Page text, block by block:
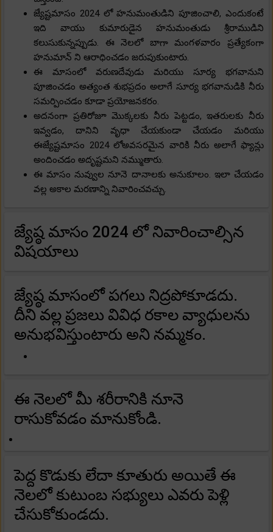
జ్యేష్టమాసం 2024 లో హనుమంతుడిని పూజించాలి, ఎందుకంటే
ఇది వాయు కుమారుడైన హనుమంతుడు శ్రీరాముడిని
కలుసుకున్నప్పుడు. ఈ నెలలో బాగా మంగళవారం ప్రత్యేకంగా
హనుమాన్ ని ఆరాధించడం జరుపుకుంటారు.
ఈ మాసంలో వరుణదేవుడు మరియు సూర్య భగవానుని
పూజించడం అత్యంత శుభప్రదం అలాగే సూర్య భగవానుడికి నీరు
సమర్పించడం కూడా ప్రయోజనకరం.
అదనంగా ప్రతిరోజూ మొక్కలకు నీరు పెట్టడం, ఇతరులకు నీరు
ఇవ్వడం, దానిని వృధా చేయకుండా చేయడం మరియు
ఈజ్యేష్టమాసం 2024 లోఅవసరమైన వారికి నీరు అలాగే ఫ్యాన్లు
అందించడం అదృష్టమని నమ్ముతారు.
ఈ మాసం నువ్వుల నూనె దానాలకు అనుకూలం. ఇలా చేయడం
వల్ల అకాల మరణాన్ని నివారించవచ్చు.
జ్యేష్ఠ మాసం 2024 లో నివారించాల్సిన
విషయాలు
జ్యేష్ఠ మాసంలో పగలు నిద్రపోకూడదు.
దీని వల్ల ప్రజలు వివిధ రకాల వ్యాధులను
అనుభవిస్తుంటారు అని నమ్మకం.
ఈ నెలలో మీ శరీరానికి నూనె
రాసుకోవడం మానుకోండి.
పెద్ద కొడుకు లేదా కూతురు అయితే ఈ
నెలలో కుటుంబ సభ్యులు ఎవరు పెళ్లి
చేసుకోకుండదు.